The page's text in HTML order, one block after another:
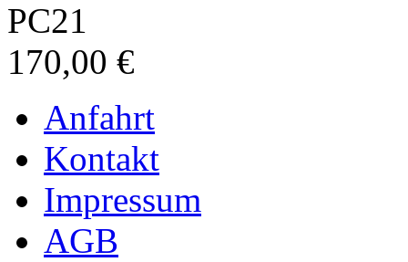
Lambretta
PC21
170,00 €
Anfahrt
Kontakt
Impressum
AGB